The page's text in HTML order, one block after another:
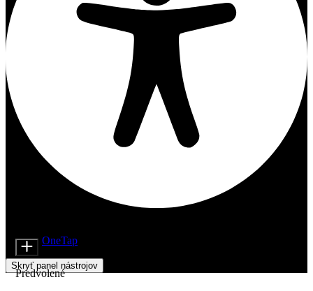
Beží na OneTap
Skryť panel nástrojov
Predvolené